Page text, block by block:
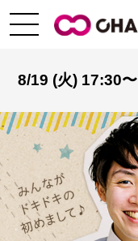
8/19 (火) 17:30〜